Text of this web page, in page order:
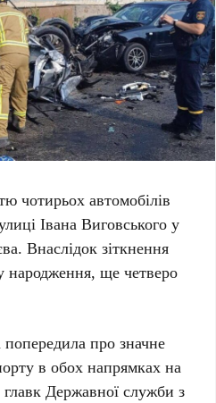
чотирьох автомобілів
Івана Виговського у
Внаслідок зіткнення
народження, щечетверо
про значне
в обох напрямках на
Державної служби з